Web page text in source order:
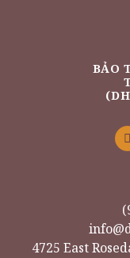
BẢO
4725 East